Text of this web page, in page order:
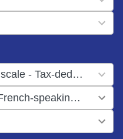
Missions avec réduction fiscale - Tax-deductible missions
Missions francophones - French-speaking missions